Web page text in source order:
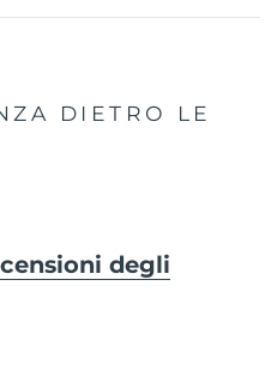
DIETRO LE
degli